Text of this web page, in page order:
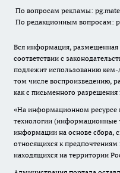
По вопросам рекламы:
По редакционным вопросам:
Вся информация, размещенная
соответствии с
подлежит использованию
том числе воспроизведению,
как с письменного разрешения
«На информационном ресурсе
технологии (информационные
информации на основе сбора,
относящихся к предпочтениям
находящихся на территории